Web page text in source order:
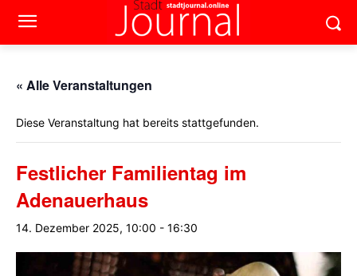
« Alle Veranstaltungen
Diese Veranstaltung hat bereits stattgefunden.
Festlicher Familientag im
Adenauerhaus
14. Dezember 2025, 10:00 - 16:30